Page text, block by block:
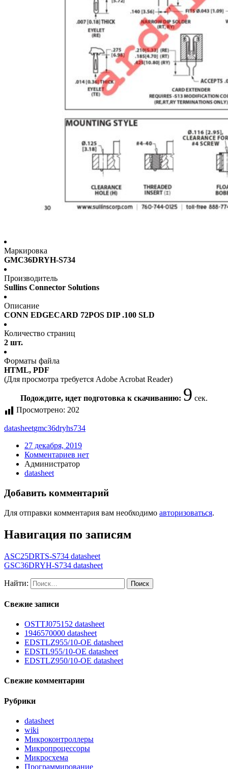
Маркировка
GMC36DRYH-S734
Производитель
Sullins Connector Solutions
Описание
CONN EDGECARD 72POS DIP .100 SLD
Количество страниц
2 шт.
Форматы файла
HTML, PDF
(Для просмотра требуется Adobe Acrobat Reader)
Подождите, идет подготовка к скачиванию: 9 сек.
Просмотрено: 202
datasheetgmc36dryhs734
27 декабря, 2019
Комментариев нет
Администратор
datasheet
Добавить комментарий
Для отправки комментария вам необходимо авторизоваться.
Навигация по записям
ASC25DRTS-S734 datasheet
GSC36DRYH-S734 datasheet
Найти:
Свежие записи
OSTTJ075152 datasheet
1946570000 datasheet
EDSTLZ955/10-OE datasheet
EDSTL955/10-OE datasheet
EDSTLZ950/10-OE datasheet
Свежие комментарии
Рубрики
datasheet
wiki
Микроконтроллеры
Микропроцессоры
Микросхема
Программирование